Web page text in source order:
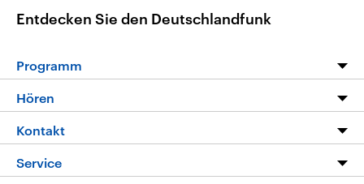
Entdecken Sie den Deutschlandfunk
Programm
Programm
Die Nachrichten
Nachrichtenleicht
Hören
Livestream
Podcasts
Kontakt
Hörerservice
Service